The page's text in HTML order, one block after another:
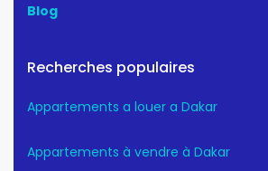
Blog
Recherches populaires
Appartements a louer a Dakar
Appartements à vendre à Dakar